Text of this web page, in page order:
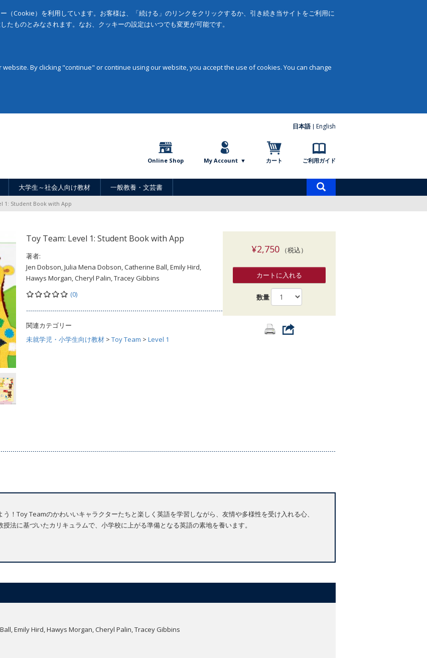
（Cookie）を利用しています。お客様は、「続ける」のリンクをクリックするか、引き続き当サイトをご利用に
たものとみなされます。なお、クッキーの設定はいつでも変更が可能です。
By clicking "continue" or continue using our website, you accept the use of cookies. You can change
日本語 English
Online Shop My Account カート ご利用ガイド
大学生～社会人向け教材 一般教養・文芸書
索
1: Student Book with App
Toy Team: Level 1: Student Book with App
著者:
Jen Dobson, Julia Mena Dobson, Catherine Ball, Emily Hird,
Hawys Morgan, Cheryl Palin, Tracey Gibbins
(0)
関連カテゴリー
未就学児・小学生向け教材 > Toy Team > Level 1
¥2,750（税込）
カートに入れる
数量
！Toy Teamのかわいいキャラクターたちと楽しく英語を学習しながら、友情や多様性を受け入れる心、
法に基づいたカリキュラムで、小学校に上がる準備となる英語の素地を養います。
Emily Hird, Hawys Morgan, Cheryl Palin, Tracey Gibbins